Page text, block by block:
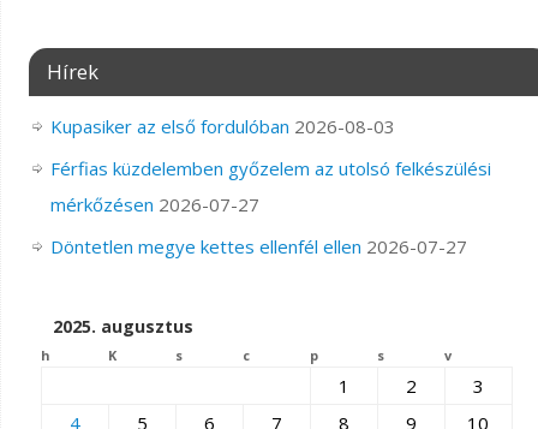
Hírek
Kupasiker az első fordulóban 2026-08-03
Férfias küzdelemben győzelem az utolsó felkészülési
mérkőzésen 2026-07-27
Döntetlen megye kettes ellenfél ellen 2026-07-27
2025. augusztus
h K s c p s v
1 2
3
4
5 6 7 8 9 10